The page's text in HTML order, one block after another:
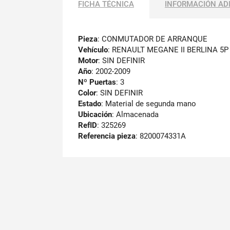
FICHA TÉCNICA INFORMACIÓN
Pieza: CONMUTADOR DE ARRANQUE
Vehículo: RENAULT MEGANE II BERLINA 5P
Motor: SIN DEFINIR
Año: 2002-2009
Nº Puertas: 3
Color: SIN DEFINIR
Estado: Material de segunda mano
Ubicación: Almacenada
RefID: 325269
Referencia pieza: 8200074331A